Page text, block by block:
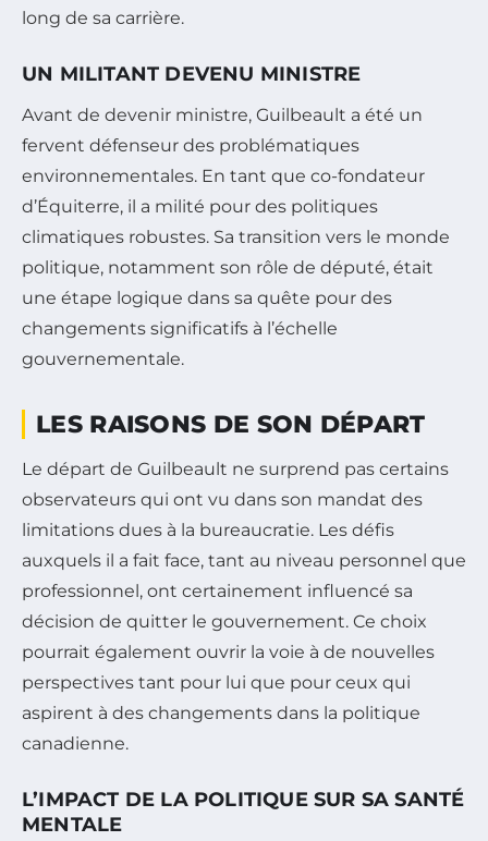
long de sa carrière.
UN MILITANT DEVENU MINISTRE
Avant de devenir ministre, Guilbeault a été un
fervent défenseur des problématiques
environnementales. En tant que co-fondateur
d’Équiterre, il a milité pour des politiques
climatiques robustes. Sa transition vers le monde
politique, notamment son rôle de député, était
une étape logique dans sa quête pour des
changements significatifs à l’échelle
gouvernementale.
LES RAISONS DE SON DÉPART
Le départ de Guilbeault ne surprend pas certains
observateurs qui ont vu dans son mandat des
limitations dues à la bureaucratie. Les défis
auxquels il a fait face, tant au niveau personnel que
professionnel, ont certainement influencé sa
décision de quitter le gouvernement. Ce choix
pourrait également ouvrir la voie à de nouvelles
perspectives tant pour lui que pour ceux qui
aspirent à des changements dans la politique
canadienne.
L’IMPACT DE LA POLITIQUE SUR SA SANTÉ
MENTALE